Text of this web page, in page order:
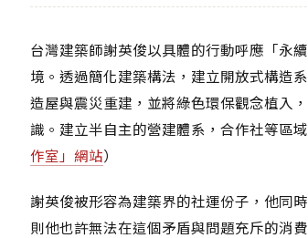
台灣建築師謝英俊以具體的行動呼應「永
境。透過簡化建築構法，建立開放式構造
造屋與震災重建，並將綠色環保觀念植入
識。建立半自主的營建體系，合作社等區
作室」網站）
謝英俊被形容為建築界的社運份子，他同
則他也許無法在這個矛盾與問題充斥的消